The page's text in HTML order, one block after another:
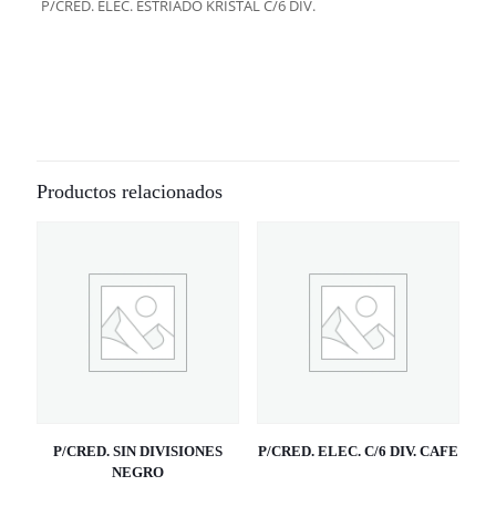
P/CRED. ELEC. ESTRIADO KRISTAL C/6 DIV.
Productos relacionados
P/CRED. SIN DIVISIONES
NEGRO
P/CRED. ELEC. C/6 DIV. CAFE